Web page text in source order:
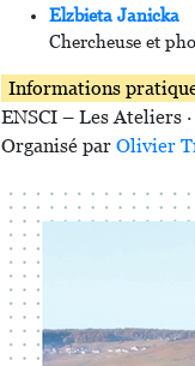
Elzbieta Janicka
Chercheuse et
Informations
ENSCI – Les Ateliers
Organisé par Olivier